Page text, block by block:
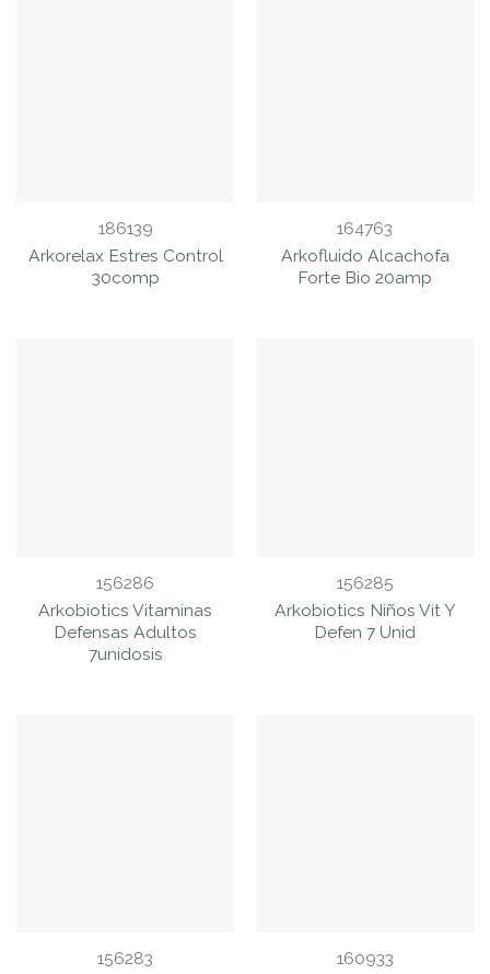
186139
Arkorelax Estres Control
30comp
164763
Arkofluido Alcachofa
Forte Bio 20amp
156286
Arkobiotics Vitaminas
Defensas Adultos
7unidosis
156285
Arkobiotics Niños Vit Y
Defen 7 Unid
156283
160933